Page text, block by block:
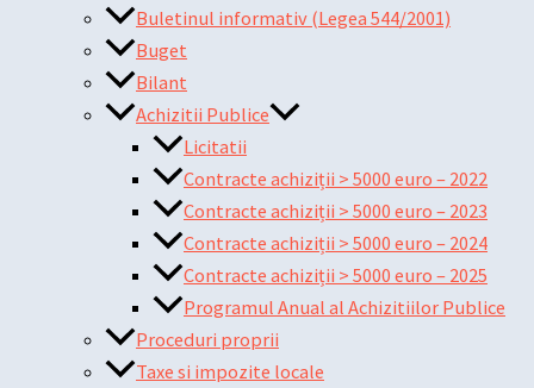
Buletinul informativ (Legea 544/2001)
Buget
Bilant
Achizitii Publice
Licitatii
Contracte achiziții > 5000 euro – 2022
Contracte achiziții > 5000 euro – 2023
Contracte achiziții > 5000 euro – 2024
Contracte achiziții > 5000 euro – 2025
Programul Anual al Achizitiilor Publice
Proceduri proprii
Taxe si impozite locale